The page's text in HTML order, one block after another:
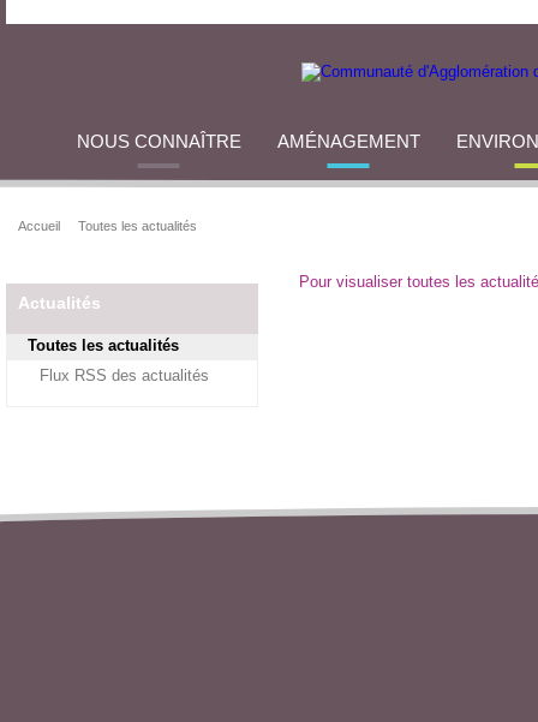
NOUS CONNAÎTRE AMÉNAGEMENT
Accueil Toutes les actualités
Actualités
Toutes les actualités
Flux RSS des actualités
Pour visualiser toutes les